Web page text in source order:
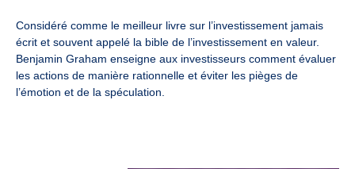
Considéré comme le meilleur livre sur l’investissement jamais
écrit et souvent appelé la bible de l’investissement en valeur.
Benjamin Graham enseigne aux investisseurs comment évaluer
les actions de manière rationnelle et éviter les pièges de
l’émotion et de la spéculation.